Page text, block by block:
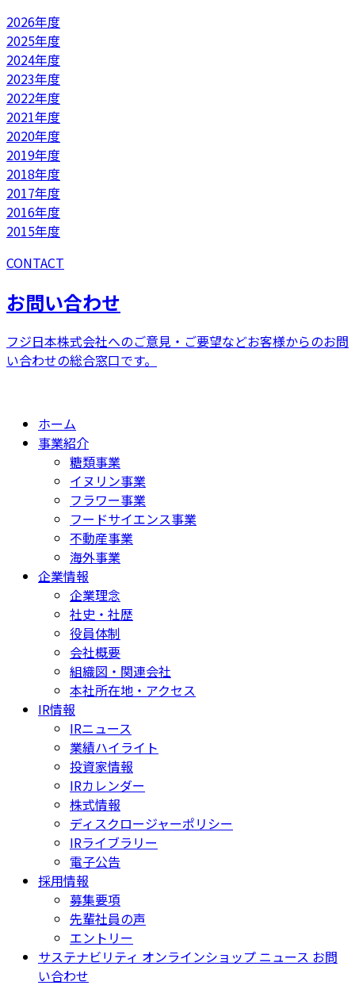
2026年度
2025年度
2024年度
2023年度
2022年度
2021年度
2020年度
2019年度
2018年度
2017年度
2016年度
2015年度
CONTACT
お問い合わせ
フジ日本株式会社へのご意見・ご要望などお客様からのお問
い合わせの総合窓口です。
ホーム
事業紹介
糖類事業
イヌリン事業
フラワー事業
フードサイエンス事業
不動産事業
海外事業
企業情報
企業理念
社史・社歴
役員体制
会社概要
組織図・関連会社
本社所在地・アクセス
IR情報
IRニュース
業績ハイライト
投資家情報
IRカレンダー
株式情報
ディスクロージャーポリシー
IRライブラリー
電子公告
採用情報
募集要項
先輩社員の声
エントリー
サステナビリティ オンラインショップ ニュース お問
い合わせ